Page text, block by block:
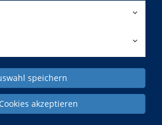
speichern
akzeptieren